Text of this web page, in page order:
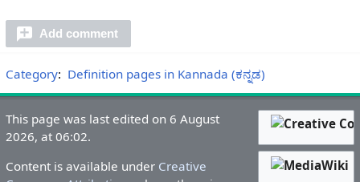
Add comment
Category: Definition pages in Kannada (ಕನ್ನಡ)
This page was last edited on 6 August
2026, at 06:02.
Content is available under Creative